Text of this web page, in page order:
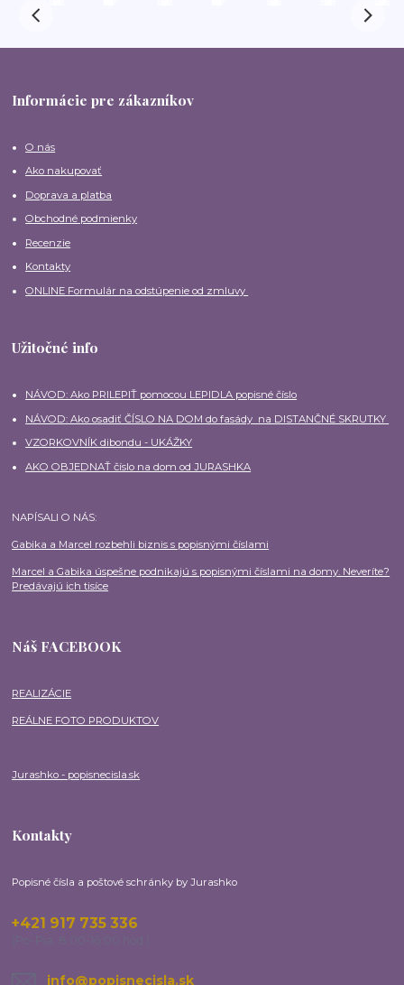
Informácie pre zákazníkov
O nás
Ako nakupovať
Doprava a platba
Obchodné podmienky
Recenzie
Kontakty
ONLINE Formulár na odstúpenie od zmluvy
Užitočné info
NÁVOD: Ako PRILEPIŤ pomocou LEPIDLA popisné číslo
NÁVOD: Ako osadiť ČÍSLO NA DOM do fasády na DISTANČNÉ SKRUTKY
VZORKOVNÍK dibondu - UKÁŽKY
AKO OBJEDNAŤ číslo na dom od JURASHKA
NAPÍSALI O NÁS:
Gabika a Marcel rozbehli biznis s popisnými číslami
Marcel a Gabika úspešne podnikajú s popisnými číslami na domy. Neveríte?
Predávajú ich tisíce
Náš FACEBOOK
REALIZÁCIE
REÁLNE FOTO PRODUKTOV
Jurashko - popisnecisla.sk
Kontakty
Popisné čísla a poštové schránky by Jurashko
+421 917 735 336
info@popisnecisla.sk